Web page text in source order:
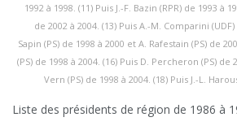
1992 à 1998. (11) Puis J.-F. Bazin (RPR) de 1993 à
de 2002 à 2004. (13) Puis A.-M. Comparini (UDF)
Sapin (PS) de 1998 à 2000 et A. Rafestain (PS) de
(PS) de 1998 à 2004. (16) Puis D. Percheron (PS) de
Vern (PS) de 1998 à 2004. (18) Puis J.-L.
Liste des présidents de région de 1986 à